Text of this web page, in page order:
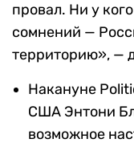
провал. Ни у
сомнений —
территорию», —
Накануне
США Энтони
возможное